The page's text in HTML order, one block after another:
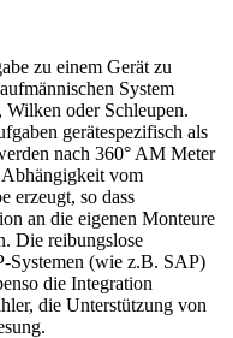
zu einem Gerät zu
System
oder Schleupen.
gerätespezifisch als
nach 360° AM Meter
vom
erzeugt, so dass
an die eigenen Monteure
Die reibungslose
Systemen (wie z.B. SAP)
die Integration
die Unterstützung von